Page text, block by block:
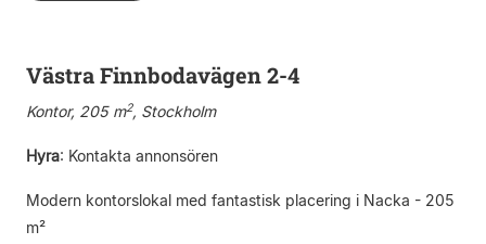
Västra Finnbodavägen 2-4
Kontor, 205 m2, Stockholm
Hyra: Kontakta annonsören
Modern kontorslokal med fantastisk placering i Nacka - 205
m²